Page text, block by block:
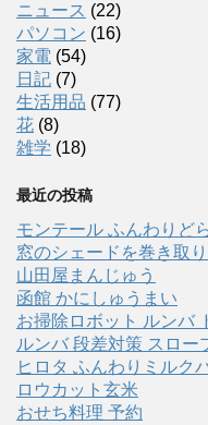
ニュース (22)
パソコン (16)
家電 (54)
日記 (7)
生活用品 (77)
花 (8)
雑学 (18)
最近の投稿
モンテール ふんわりど
窓のシェードを巻き取
山田屋まんじゅう
函館 かにしゅうまい
お掃除ロボット ルンバ
ルンバ 段差対策 スロー
ヒロタ ふんわりミルク
ロウカット玄米
おせち料理 予約